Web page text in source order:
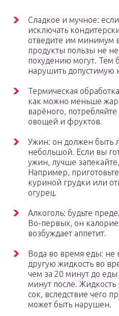
Сладкое и мучное:
исключать
отведите им минимум
продукты пользы не
похудению могут. Тем
нарушить допустимую
Термическая
как можно меньше
варёного,
овощей и фруктов.
Ужин: он должен быть
небольшой. Если вы
ужин, лучше
Например,
куриной грудки или
огурец.
Алкоголь: будьте
Во-первых, он
возбуждает аппетит.
Вода во время еды: не
другую жидкость во
чем за 20 минут до
минут после.
сок, вследствие чего
может быть нарушен.